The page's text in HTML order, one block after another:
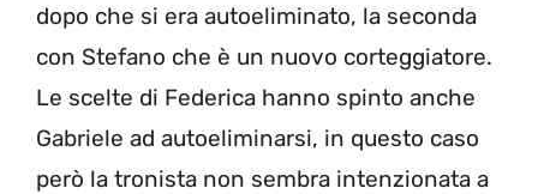
dopo che si era autoeliminato, la seconda
con Stefano che è un nuovo corteggiatore.
Le scelte di Federica hanno spinto anche
Gabriele ad autoeliminarsi, in questo caso
però la tronista non sembra intenzionata a